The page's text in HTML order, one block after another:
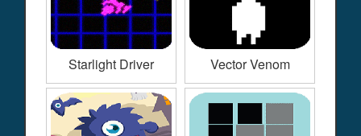
Starlight Driver Vector Venom